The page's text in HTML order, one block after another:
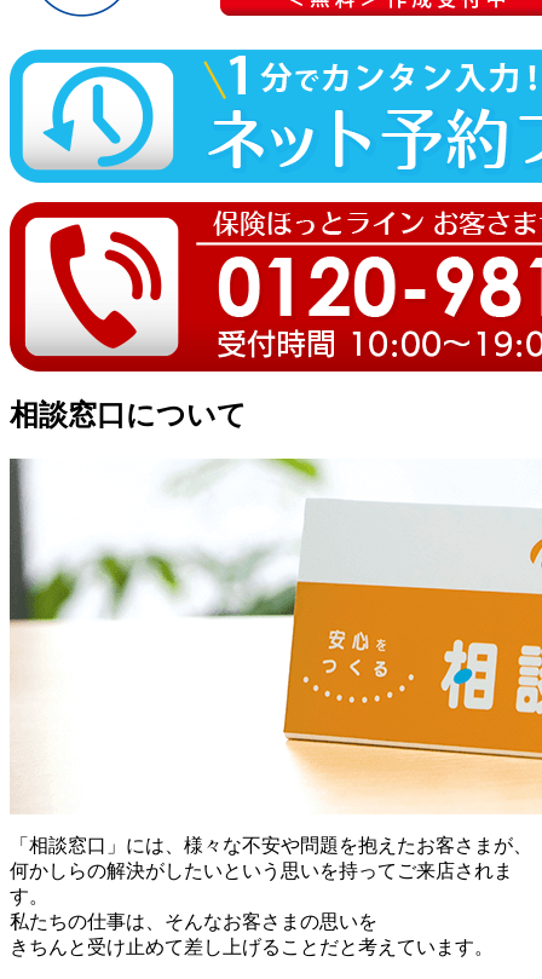
相談窓口について
「相談窓口」には、様々な不安や問題を抱えたお客さまが、
何かしらの解決がしたいという思いを持ってご来店されま
す。
私たちの仕事は、そんなお客さまの思いを
きちんと受け止めて差し上げることだと考えています。